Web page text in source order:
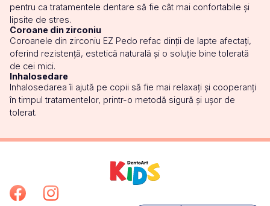
pentru ca tratamentele dentare să fie cât mai confortabile și
lipsite de stres.
Coroane din zirconiu
Coroanele din zirconiu EZ Pedo refac dinții de lapte afectați,
oferind rezistență, estetică naturală și o soluție bine tolerată
de cei mici.
Inhalosedare
Inhalosedarea îi ajută pe copii să fie mai relaxați și cooperanți
în timpul tratamentelor, printr-o metodă sigură și ușor de
tolerat.